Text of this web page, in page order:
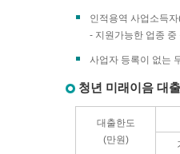
인적용역 사업소득
- 지원가능한 업종
사업자 등록이 없는
청년 미래이음 대출
대출한도
(만원)